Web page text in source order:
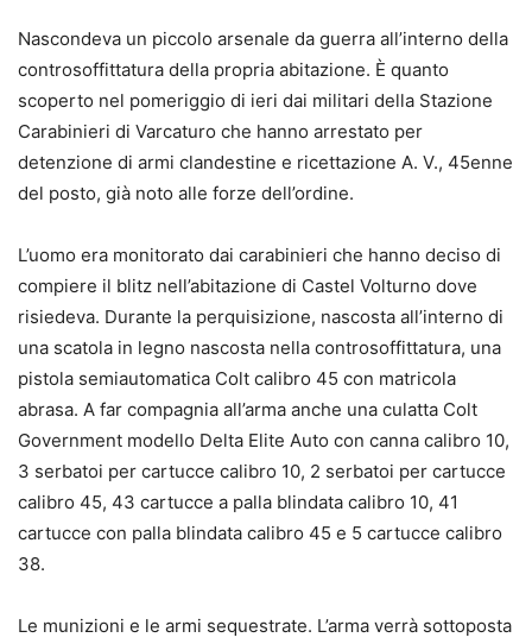
Nascondeva un piccolo arsenale da guerra all’interno della
controsoffittatura della propria abitazione. È quanto
scoperto nel pomeriggio di ieri dai militari della Stazione
Carabinieri di Varcaturo che hanno arrestato per
detenzione di armi clandestine e ricettazione A. V., 45enne
del posto, già noto alle forze dell’ordine.
L’uomo era monitorato dai carabinieri che hanno deciso di
compiere il blitz nell’abitazione di Castel Volturno dove
risiedeva. Durante la perquisizione, nascosta all’interno di
una scatola in legno nascosta nella controsoffittatura, una
pistola semiautomatica Colt calibro 45 con matricola
abrasa. A far compagnia all’arma anche una culatta Colt
Government modello Delta Elite Auto con canna calibro 10,
3 serbatoi per cartucce calibro 10, 2 serbatoi per cartucce
calibro 45, 43 cartucce a palla blindata calibro 10, 41
cartucce con palla blindata calibro 45 e 5 cartucce calibro
38.
Le munizioni e le armi sequestrate. L’arma verrà sottoposta